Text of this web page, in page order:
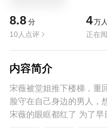
8.8 分
10人点评
4万人
正在
内容简介
宋薇被堂姐推下楼梯，重
脸守在自己身边的男人，
宋薇的眼眶都红了 为了